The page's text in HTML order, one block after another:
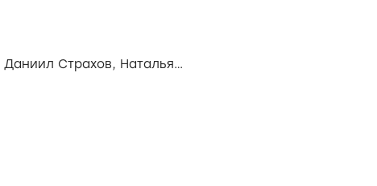
Даниил Страхов, Наталья